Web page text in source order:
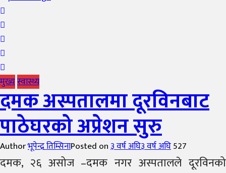
मुख्यस्वास्थ्य
दमक अस्पतालमा दूरविनबाट
पाठेघरको अप्रेशन सुरु
Authorभूपेन्द्र तिम्सिनाPosted on३ वर्ष अघि३ वर्ष अघि527
दमक, २६ असोज –दमक नगर अस्पतालले दूरविनको